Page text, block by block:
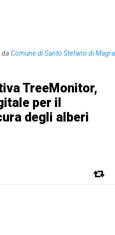
daComune di Santo Stefano di Magra
TreeMonitor,
per il
degli alberi